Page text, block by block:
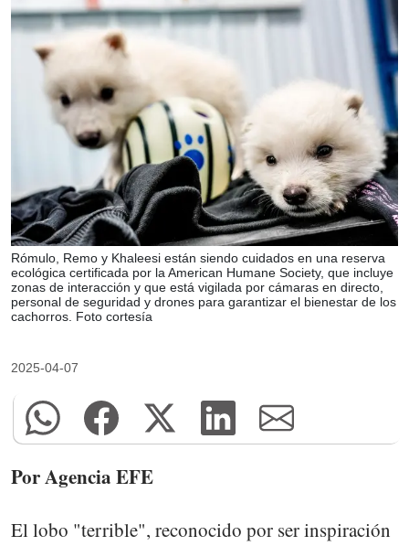
Rómulo, Remo y Khaleesi están siendo cuidados en una reserva
ecológica certificada por la American Humane Society, que incluye
zonas de interacción y que está vigilada por cámaras en directo,
personal de seguridad y drones para garantizar el bienestar de los
cachorros. Foto cortesía
2025-04-07
Por Agencia EFE
El lobo "terrible", reconocido por ser inspiración